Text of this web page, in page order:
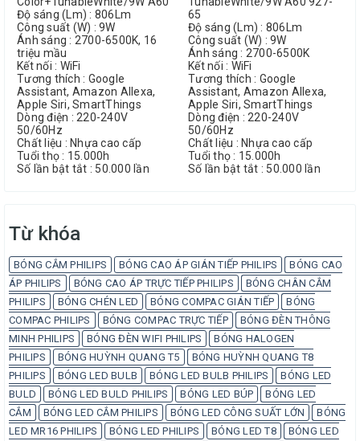
Độ sáng (Lm) : 806Lm
Công suất (W) : 9W
Ánh sáng : 2700-6500K, 16
triệu mầu
Kết nối : WiFi
Tương thích : Google
Assistant, Amazon Allexa,
Apple Siri, SmartThings
Dòng điện : 220-240V
50/60Hz
Chất liệu : Nhựa cao cấp
Tuổi thọ : 15.000h
Số lần bật tắt : 50.000 lần
65
Độ sáng (Lm) : 806Lm
Công suất (W) : 9W
Ánh sáng : 2700-6500K
Kết nối : WiFi
Tương thích : Google
Assistant, Amazon Allexa,
Apple Siri, SmartThings
Dòng điện : 220-240V
50/60Hz
Chất liệu : Nhựa cao cấp
Tuổi thọ : 15.000h
Số lần bật tắt : 50.000 lần
Từ khóa
BÓNG CẮM PHILIPS BÓNG CAO ÁP GIÁN TIẾP PHILIPS
BÓNG CAO
ÁP PHILIPS
BÓNG CAO ÁP TRỰC TIẾP PHILIPS
BÓNG CHÂN CẮM
PHILIPS
BÓNG CHÉN LED BÓNG COMPAC GIÁN TIẾP
BÓNG
COMPAC PHILIPS
BÓNG COMPAC TRỰC TIẾP
BÓNG ĐÈN THÔNG
MINH PHILIPS
BÓNG ĐÈN WIFI PHILIPS
BÓNG HALOGEN
PHILIPS
BÓNG HUỲNH QUANG T5
BÓNG HUỲNH QUANG T8
PHILIPS
BÓNG LED BULB BÓNG LED BULB PHILIPS
BÓNG LED
BULD
BÓNG LED BULD PHILIPS BÓNG LED BÚP
BÓNG LED
CẮM
BÓNG LED CẮM PHILIPS BÓNG LED CÔNG SUẤT LỚN
BÓNG
LED MR16 PHILIPS
BÓNG LED PHILIPS BÓNG LED T8
BÓNG LED